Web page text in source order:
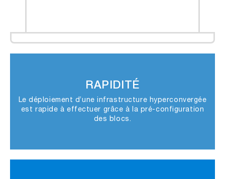
RAPIDITÉ
Le déploiement d’une infrastructure hyperconvergée
est rapide à effectuer grâce à la pré-configuration
des blocs.